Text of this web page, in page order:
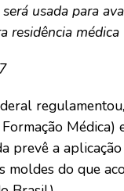
usada para
residência médica
prevê a
moldes do que